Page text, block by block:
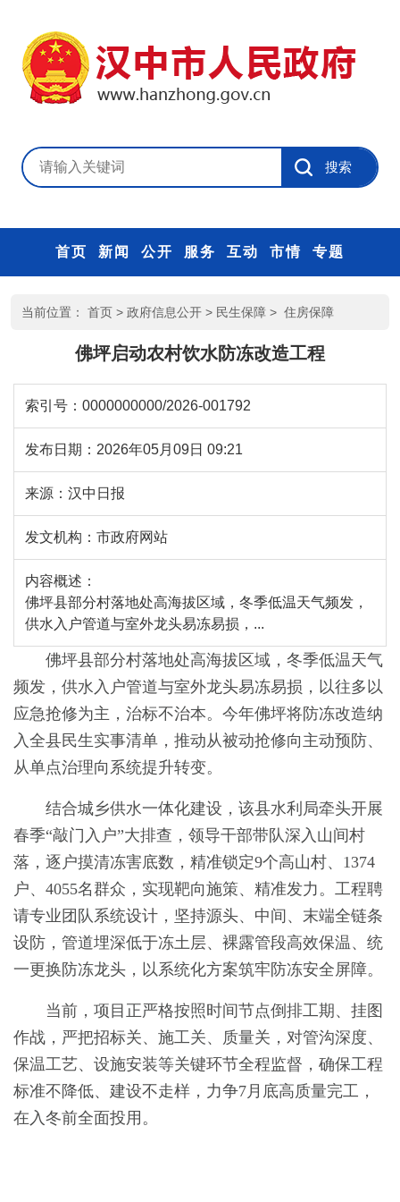
首页 新闻 公开 服务 互动 市情 专题
当前位置： 首页 > 政府信息公开 > 民生保障 > 住房保障
佛坪启动农村饮水防冻改造工程
索引号： 0000000000/2026-001792
发布日期： 2026年05月09日 09:21
来源： 汉中日报
发文机构： 市政府网站
内容概述：
佛坪县部分村落地处高海拔区域，冬季低温天气频发，
供水入户管道与室外龙头易冻易损，...
佛坪县部分村落地处高海拔区域，冬季低温天气
频发，供水入户管道与室外龙头易冻易损，以往多以
应急抢修为主，治标不治本。今年佛坪将防冻改造纳
入全县民生实事清单，推动从被动抢修向主动预防、
从单点治理向系统提升转变。
结合城乡供水一体化建设，该县水利局牵头开展
春季“敲门入户”大排查，领导干部带队深入山间村
落，逐户摸清冻害底数，精准锁定9个高山村、1374
户、4055名群众，实现靶向施策、精准发力。工程聘
请专业团队系统设计，坚持源头、中间、末端全链条
设防，管道埋深低于冻土层、裸露管段高效保温、统
一更换防冻龙头，以系统化方案筑牢防冻安全屏障。
当前，项目正严格按照时间节点倒排工期、挂图
作战，严把招标关、施工关、质量关，对管沟深度、
保温工艺、设施安装等关键环节全程监督，确保工程
标准不降低、建设不走样，力争7月底高质量完工，
在入冬前全面投用。